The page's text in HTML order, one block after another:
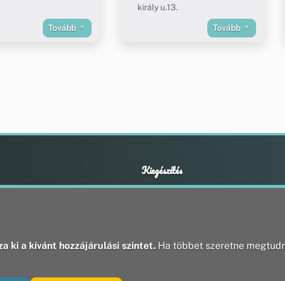
Tovább
király u.13.
Tovább
Kiegészítés
Adatvédelmi nyilatkozat
ki a kívánt hozzájárulási szintet. Ha többet szeretne